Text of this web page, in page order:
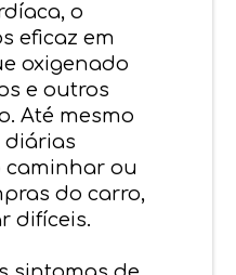
o
eficaz em
oxigenado
e outros
Até mesmo
diárias
caminhar ou
do carro,
difíceis.